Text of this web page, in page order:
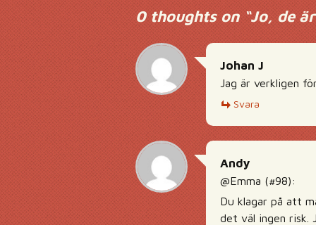
0 thoughts on “Jo, de
Johan J
Jag är verkligen
Svara
Andy
@Emma (#98):
Du klagar på att
det väl ingen risk.